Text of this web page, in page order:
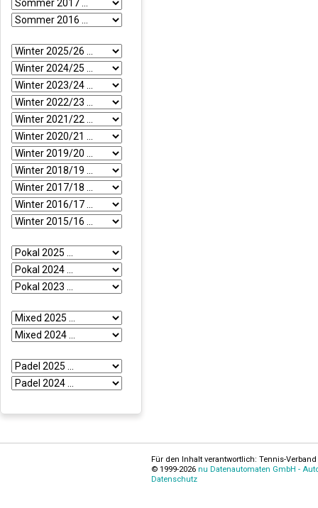
Für den Inhalt verantwortlich: Tennis-
© 1999-2026 nu Datenautomaten GmbH -
Datenschutz